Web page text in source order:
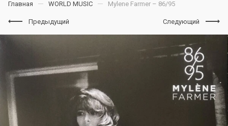
Главная WORLD MUSIC Mylene Farmer – 86/95
Предыдущий Следующий